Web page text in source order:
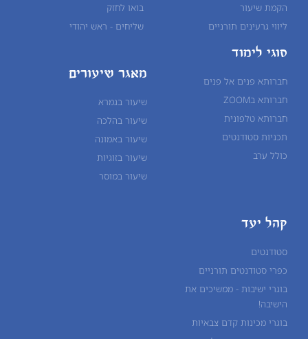
הקמת שיעור
ליווי גרעינים תורניים
בואו לחזק
שליחים - ראש יהודי
סוגי לימוד
חברותא פנים אל פנים
חברותא בZOOM
חברותא טלפונית
תכניות סטודנטים
כולל ערב
מאגר שיעורים
שיעור בגמרא
שיעור בהלכה
שיעור באמונה
שיעור בזוגיות
שיעור במוסר
קהל יעד
סטודנטים
כפרי סטודנטים תורניים
בוגרי ישיבות - ממשיכים את
הישיבה!
בוגרי מכינות קדם צבאיות